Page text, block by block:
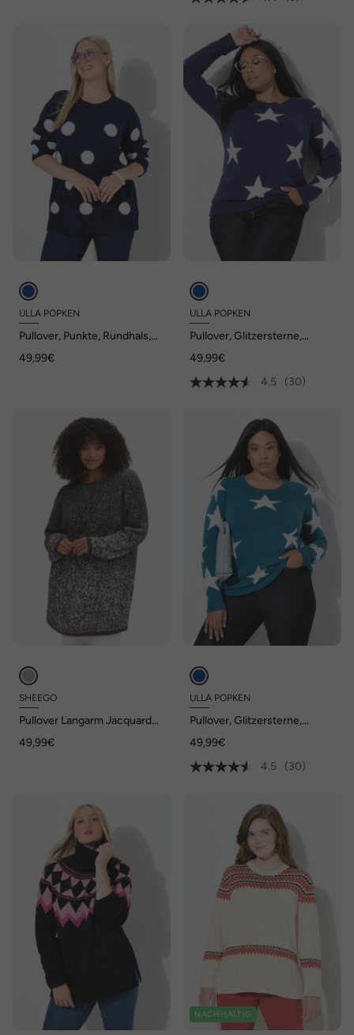
ULLA POPKEN
Pullover, Punkte, Rundhals,
49,99€
ULLA POPKEN
Pullover, Glitzersterne,
49,99€
4.5
(30)
SHEEGO
Pullover Langarm Jacquard
Kragen
49,99€
ULLA POPKEN
Pullover, Glitzersterne,
49,99€
4.5
(30)
NACHHALTIG